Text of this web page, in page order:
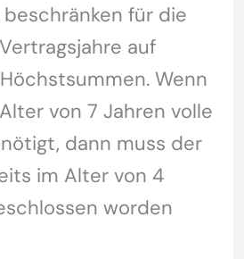
für die
auf
Wenn
von 7 Jahren volle
dann muss der
im Alter von 4
worden